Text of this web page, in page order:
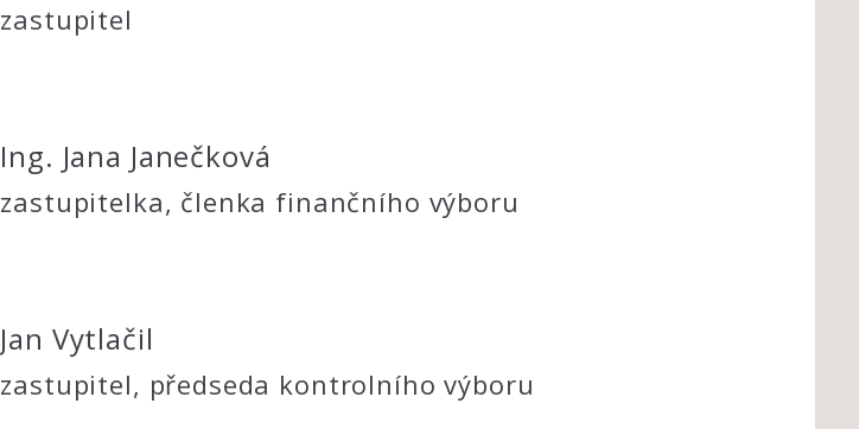
zastupitel
Ing. Jana Janečková
zastupitelka, členka finančního výboru
Jan Vytlačil
zastupitel, předseda kontrolního výboru